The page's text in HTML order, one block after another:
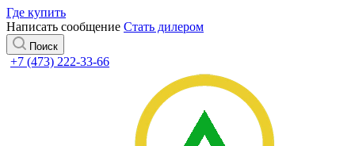
Где купить
Написать сообщение Стать дилером
Поиск
+7 (473) 222-33-66